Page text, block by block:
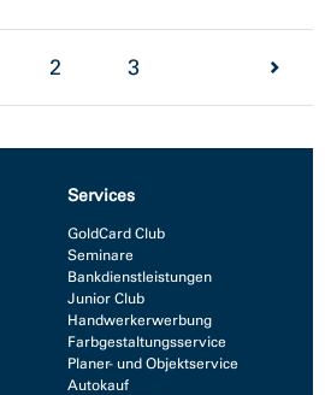
2 3
Services
GoldCard Club
Seminare
Bankdienstleistungen
Junior Club
Handwerkerwerbung
Farbgestaltungsservice
Planer- und Objektservice
Autokauf